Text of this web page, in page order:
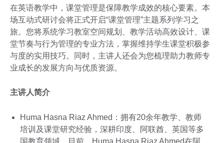
在英语教学中，课堂管理是保障教学成效的核心要素。本
场互动式研讨会将正式开启“课堂管理”主题系列学习之
旅。您将系统学习教室空间规划、教学活动高效设计、课
堂节奏与行为管理的专业方法，掌握维持学生课堂积极参
与度的实用技巧。同时，主讲人还会为您梳理助力教师专
业成长的发展方向与优质资源。
主讲人简介
Huma Hasna Riaz Ahmed：拥有20余年教学、教师
培训及课堂研究经验，深耕印度、阿联酋、英国等多